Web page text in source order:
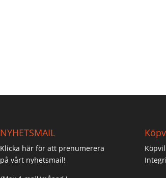
NYHETSMAIL
Klicka här för att prenumerera
på vårt nyhetsmail!